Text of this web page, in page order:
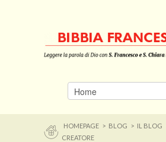
HOMEPAGE > BLOG > IL BLOG
CREATORE